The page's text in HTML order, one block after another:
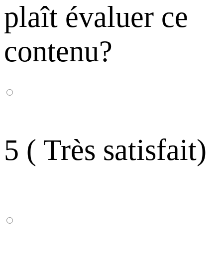
plaît évaluer ce
contenu?
5 ( Très satisfait)